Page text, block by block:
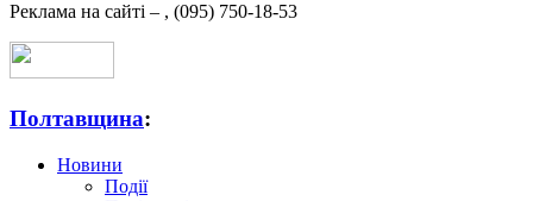
Реклама на сайті – , (095) 750-18-53
Полтавщина:
Новини
Події